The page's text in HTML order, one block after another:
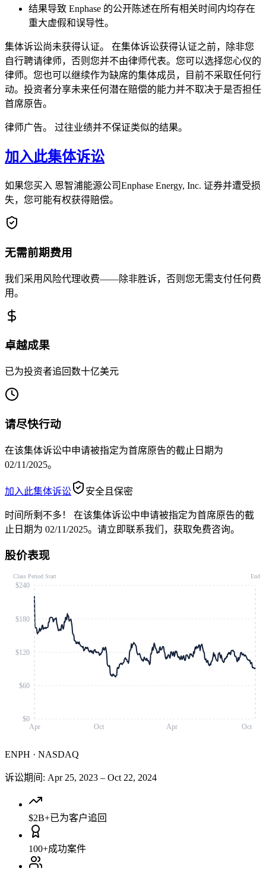
结果导致 Enphase 的公开陈述在所有相关时间内均存在
重大虚假和误导性。
集体诉讼尚未获得认证。 在集体诉讼获得认证之前，除非您
自行聘请律师，否则您并不由律师代表。您可以选择您心仪的
律师。您也可以继续作为缺席的集体成员，目前不采取任何行
动。投资者分享未来任何潜在赔偿的能力并不取决于是否担任
首席原告。
律师广告。 过往业绩并不保证类似的结果。
加入此集体诉讼
如果您买入 恩智浦能源公司Enphase Energy, Inc. 证券并遭受损
失，您可能有权获得赔偿。
无需前期费用
我们采用风险代理收费——除非胜诉，否则您无需支付任何费
用。
卓越成果
已为投资者追回数十亿美元
请尽快行动
在该集体诉讼中申请被指定为首席原告的截止日期为
02/11/2025。
加入此集体诉讼 安全且保密
时间所剩不多！
在该集体诉讼中申请被指定为首席原告的截
止日期为 02/11/2025。请立即联系我们，获取免费咨询。
股价表现
Apr Oct Apr Oct
$0
$60
$120
$180
$240
Class Period Start End
ENPH · NASDAQ
诉讼期间 : Apr 25, 2023 – Oct 22, 2024
$2B+已为客户追回
100+成功案件